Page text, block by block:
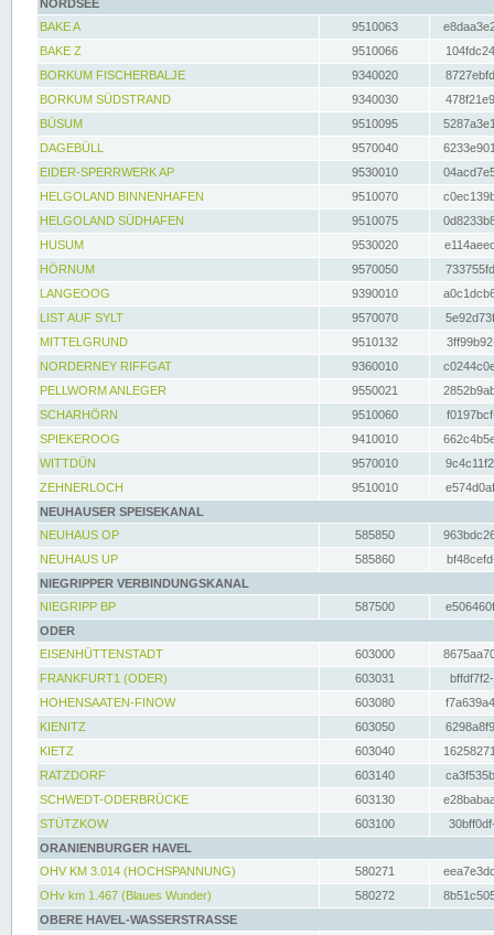
NORDSEE
BAKE A
9510063
BAKE Z
9510066
BORKUM FISCHERBALJE
9340020
BORKUM SÜDSTRAND
9340030
BÜSUM
9510095
DAGEBÜLL
9570040
EIDER-SPERRWERK AP
9530010
HELGOLAND BINNENHAFEN
9510070
HELGOLAND SÜDHAFEN
9510075
HUSUM
9530020
HÖRNUM
9570050
LANGEOOG
9390010
LIST AUF SYLT
9570070
MITTELGRUND
9510132
NORDERNEY RIFFGAT
9360010
PELLWORM ANLEGER
9550021
SCHARHÖRN
9510060
SPIEKEROOG
9410010
WITTDÜN
9570010
ZEHNERLOCH
9510010
NEUHAUSER SPEISEKANAL
NEUHAUS OP
585850
NEUHAUS UP
585860
NIEGRIPPER VERBINDUNGSKANAL
NIEGRIPP BP
587500
ODER
EISENHÜTTENSTADT
603000
FRANKFURT1 (ODER)
603031
HOHENSAATEN-FINOW
603080
KIENITZ
603050
KIETZ
603040
RATZDORF
603140
SCHWEDT-ODERBRÜCKE
603130
STÜTZKOW
603100
ORANIENBURGER HAVEL
OHV KM 3.014 (HOCHSPANNUNG)
580271
OHv km 1.467 (Blaues Wunder)
580272
OBERE HAVEL-WASSERSTRASSE